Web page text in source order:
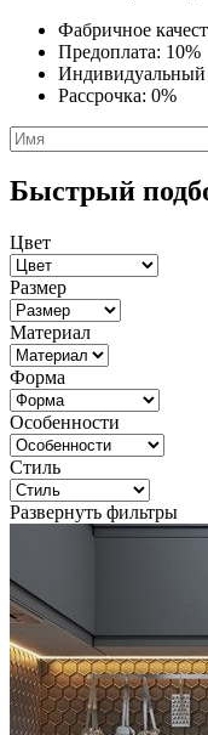
Фабричное
Предоплата: 10%
Индивидуальный
Рассрочка: 0%
Быстрый
Цвет
Размер
Материал
Форма
Особенности
Стиль
Развернуть фильтры